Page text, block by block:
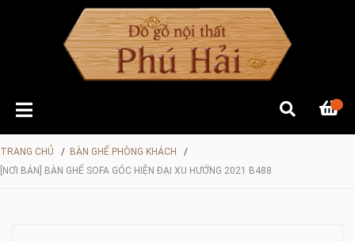
TRANG CHỦ / BÀN GHẾ PHÒNG KHÁCH
/
[NƠI BÁN] BÀN GHẾ SOFA GÓC HIỆN ĐẠI XU HƯỚNG 2021 B488